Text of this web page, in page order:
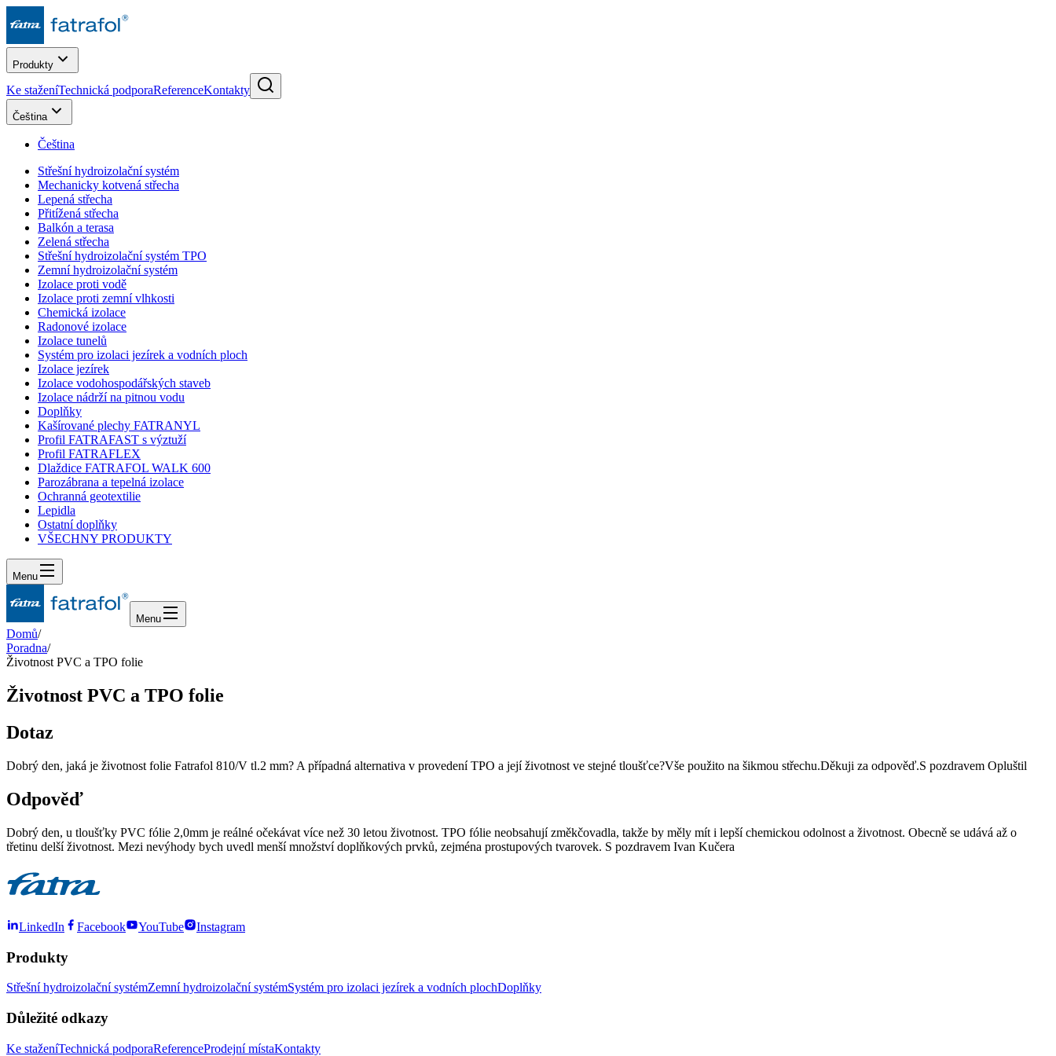
Produkty
Ke staženíTechnická podporaReferenceKontakty
Čeština
Čeština
Střešní hydroizolační systém
Mechanicky kotvená střecha
Lepená střecha
Přitížená střecha
Balkón a terasa
Zelená střecha
Střešní hydroizolační systém TPO
Zemní hydroizolační systém
Izolace proti vodě
Izolace proti zemní vlhkosti
Chemická izolace
Radonové izolace
Izolace tunelů
Systém pro izolaci jezírek a vodních ploch
Izolace jezírek
Izolace vodohospodářských staveb
Izolace nádrží na pitnou vodu
Doplňky
Kašírované plechy FATRANYL
Profil FATRAFAST s výztuží
Profil FATRAFLEX
Dlaždice FATRAFOL WALK 600
Parozábrana a tepelná izolace
Ochranná geotextilie
Lepidla
Ostatní doplňky
VŠECHNY PRODUKTY
Menu
Menu
Domů/
Poradna/
Životnost PVC a TPO folie
Životnost PVC a TPO folie
Dotaz
Dobrý den, jaká je životnost folie Fatrafol 810/V tl.2 mm? A případná alternativa v provedení TPO a její životnost ve stejné tloušťce?Vše použito na šikmou střechu.Děkuji za odpověď.S pozdravem Opluštil
Odpověď
Dobrý den, u tloušťky PVC fólie 2,0mm je reálné očekávat více než 30 letou životnost. TPO fólie neobsahují změkčovadla, takže by měly mít i lepší chemickou odolnost a životnost. Obecně se udává až o
třetinu delší životnost. Mezi nevýhody bych uvedl menší množství doplňkových prvků, zejména prostupových tvarovek. S pozdravem Ivan Kučera
LinkedIn Facebook YouTube Instagram
Produkty
Střešní hydroizolační systémZemní hydroizolační systémSystém pro izolaci jezírek a vodních plochDoplňky
Důležité odkazy
Ke staženíTechnická podporaReferenceProdejní místaKontakty